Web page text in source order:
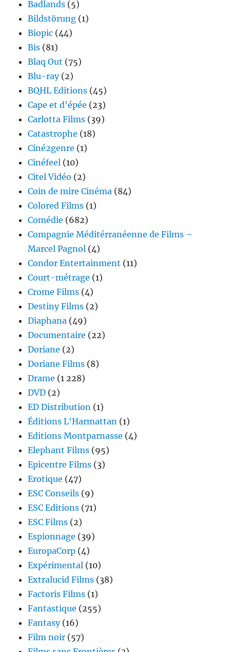
Badlands (5)
Bildstörung (1)
Biopic (44)
Bis (81)
Blaq Out (75)
Blu-ray(2)
BQHL Editions (45)
Cape et d'épée (23)
Carlotta Films (39)
Catastrophe (18)
Ciné2genre (1)
Cinéfeel (10)
Citel Vidéo (2)
Coin de mire Cinéma (84)
Colored Films (1)
Comédie (682)
Compagnie Méditérranéenne de Films –
Marcel Pagnol (4)
Condor Entertainment (11)
Court-métrage (1)
Crome Films (4)
Destiny Films (2)
Diaphana (49)
Documentaire (22)
Doriane (2)
Doriane Films (8)
Drame (1 228)
DVD (2)
ED Distribution (1)
Éditions L'Harmattan (1)
Editions Montparnasse (4)
Elephant Films (95)
Epicentre Films (3)
Erotique (47)
ESC Conseils (9)
ESC Editions (71)
ESC Films (2)
Espionnage (39)
EuropaCorp (4)
Expérimental (10)
Extralucid Films (38)
Factoris Films (1)
Fantastique (255)
Fantasy(16)
Film noir (57)